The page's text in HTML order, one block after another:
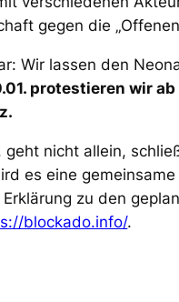
gegen die
Wir lassen den
protestieren wir
geht nicht allein,
es eine
zu den
blockado.info/.